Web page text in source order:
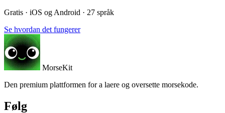
Gratis · iOS og Android · 27 språk
Se hvordan det fungerer
MorseKit
Den premium plattformen for a laere og oversette morsekode.
Følg